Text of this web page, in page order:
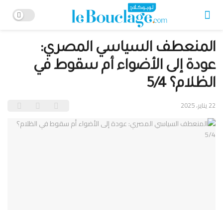
المنعطف السياسي المصري:
عودة إلى الأضواء أم سقوط في
الظلام؟ 5/4
22 يناير، 2025